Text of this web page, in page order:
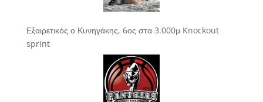
Εξαιρετικός ο Κυνηγάκης, 6ος στα 3.000μ Knockout
sprint